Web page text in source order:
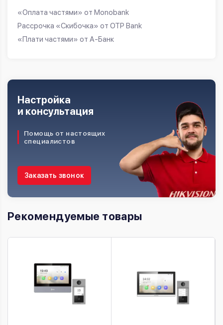
«Оплата частями» от Monobank
Рассрочка «Скибочка» от OTP Bank
«Плати частями» от А-Банк
Помощь от настоящих
специалистов
Настройка
и консультация
Заказать звонок
Рекомендуемые товары